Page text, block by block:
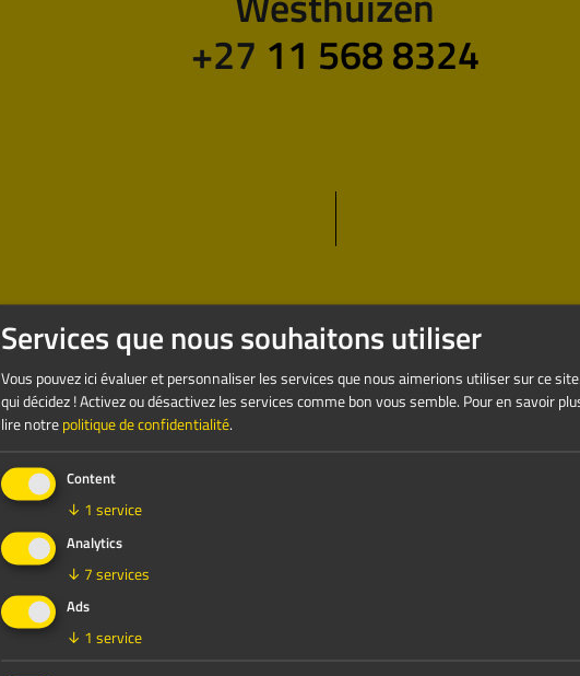
+27 11 568 8324
Envoyez-nous un message 24 heures sur 24, 7 jours
laissez-nous vous contacter !
Services que nous souhaitons utiliser
Vous pouvez ici évaluer et personnaliser les services que nous aimerions utiliser sur ce
qui décidez ! Activez ou désactivez les services comme bon vous semble. Pour en savoir
lire notrepolitique de confidentialité.
Content
↓ 1 service
Analytics
↓ 7services
Ads
↓ 1 service